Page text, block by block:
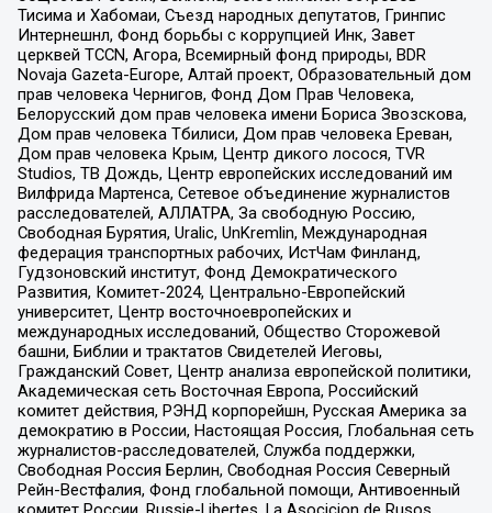
Тисима и Хабомаи, Съезд народных депутатов, Гринпис
Интернешнл, Фонд борьбы с коррупцией Инк, Завет
церквей TCCN, Агора, Всемирный фонд природы, BDR
Novaja Gazeta-Europe, Алтай проект, Образовательный дом
прав человека Чернигов, Фонд Дом Прав Человека,
Белорусский дом прав человека имени Бориса Звозскова,
Дом прав человека Тбилиси, Дом прав человека Ереван,
Дом прав человека Крым, Центр дикого лосося, TVR
Studios, ТВ Дождь, Центр европейских исследований им
Вилфрида Мартенса, Сетевое объединение журналистов
расследователей, АЛЛАТРА, За свободную Россию,
Свободная Бурятия, Uralic, UnKremlin, Международная
федерация транспортных рабочих, ИстЧам Финланд,
Гудзоновский институт, Фонд Демократического
Развития, Комитет-2024, Центрально-Европейский
университет, Центр восточноевропейских и
международных исследований, Общество Сторожевой
башни, Библии и трактатов Свидетелей Иеговы,
Гражданский Совет, Центр анализа европейской политики,
Академическая сеть Восточная Европа, Российский
комитет действия, РЭНД корпорейшн, Русская Америка за
демократию в России, Настоящая Россия, Глобальная сеть
журналистов-расследователей, Служба поддержки,
Свободная Россия Берлин, Свободная Россия Северный
Рейн-Вестфалия, Фонд глобальной помощи, Антивоенный